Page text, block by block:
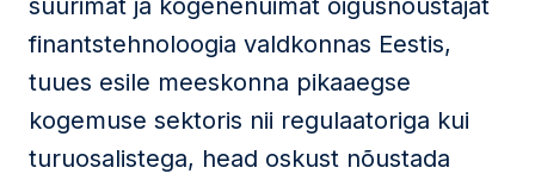
suurimat ja kogenenuimat õigusnõustajat
finantstehnoloogia valdkonnas Eestis,
tuues esile meeskonna pikaaegse
kogemuse sektoris nii regulaatoriga kui
turuosalistega, head oskust nõustada